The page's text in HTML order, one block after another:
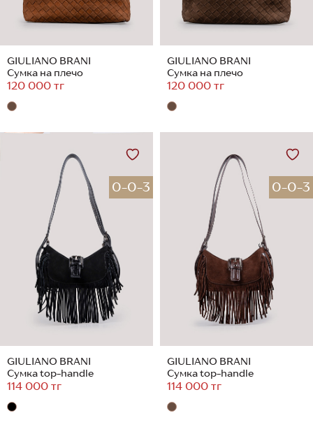
GIULIANO BRANI
Сумка на плечо
120 000 тг
GIULIANO BRANI
Сумка на плечо
120 000 тг
0-0-3
GIULIANO BRANI
Сумка top-handle
114 000 тг
0-0-3
GIULIANO BRANI
Сумка top-handle
114 000 тг